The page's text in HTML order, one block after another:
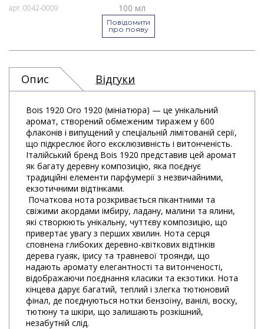
арт. 0042-0009 100 мл
Повідомити
про появу
Опис Відгуки
Bois 1920 Oro 1920 (мініатюра) — це унікальний
аромат, створений обмеженим тиражем у 600
флаконів і випущений у спеціальній лімітованій серії,
що підкреслює його ексклюзивність і витонченість.
Італійський бренд Bois 1920 представив цей аромат
як багату деревну композицію, яка поєднує
традиційні елементи парфумерії з незвичайними,
екзотичними відтінками.
Початкова нота розкривається пікантними та
свіжими акордами імбиру, ладану, малини та ялини,
які створюють унікальну, чуттєву композицію, що
привертає увагу з перших хвилин. Нота серця
сповнена глибоких деревно-квіткових відтінків
дерева гуаяк, ірису та травневої троянди, що
надають аромату елегантності та витонченості,
відображаючи поєднання класики та екзотики. Нота
кінцева дарує багатий, теплий і злегка тютюновий
фінал, де поєднуються нотки бензоїну, ванілі, воску,
тютюну та шкіри, що залишають розкішний,
незабутній слід.